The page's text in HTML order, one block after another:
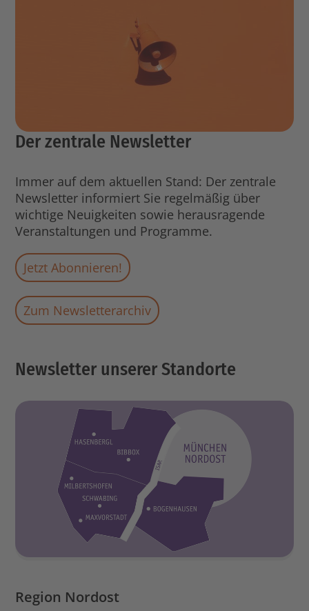
Der zentrale Newsletter
Immer auf dem aktuellen Stand: Der zentrale
Newsletter informiert Sie regelmäßig über
wichtige Neuigkeiten sowie herausragende
Veranstaltungen und Programme.
Jetzt Abonnieren!
Zum Newsletterarchiv
Newsletter unserer Standorte
Region Nordost